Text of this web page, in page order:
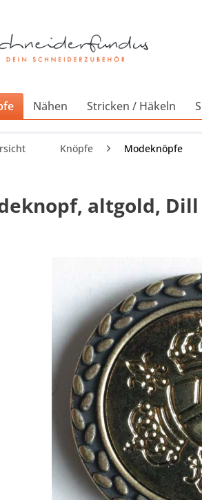
Nähen Stricken / Häkeln
Knöpfe Modeknöpfe
altgold, Dill